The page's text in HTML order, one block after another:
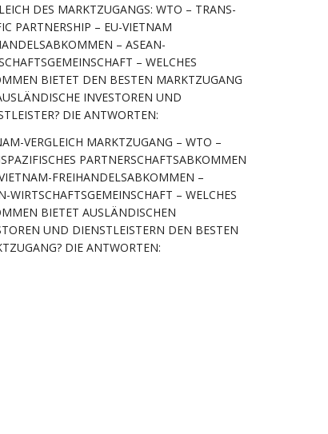
DES MARKTZUGANGS: WTO – TRANS-
PARTNERSHIP – EU-VIETNAM
– ASEAN-
– WELCHES
BIETET DEN BESTEN MARKTZUGANG
INVESTOREN UND
DIE ANTWORTEN:
VERGLEICH MARKTZUGANG – WTO –
PARTNERSCHAFTSABKOMMEN
FREIHANDELSABKOMMEN –
WIRTSCHAFTSGEMEINSCHAFT – WELCHES
BIETET AUSLÄNDISCHEN
UND DIENSTLEISTERN DEN BESTEN
DIE ANTWORTEN: